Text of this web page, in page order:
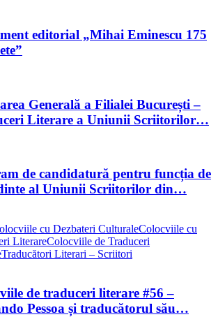
editorial „Mihai Eminescu 175
Generală a Filialei București –
Literare a Uniunii Scriitorilor…
de candidatură pentru funcția de
al Uniunii Scriitorilor din…
cu Dezbateri CulturaleColocviile cu
LiterareColocviile de Traduceri
Traducători Literari – Scriitori
de traduceri literare #56 –
Pessoa și traducătorul său…